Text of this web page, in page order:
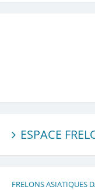
ESPACE
FRELONS ASIATIQUES